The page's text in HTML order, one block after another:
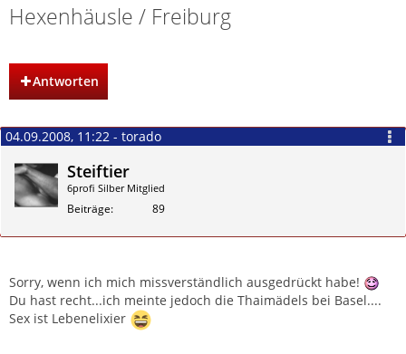
Hexenhäusle / Freiburg
Antworten
04.09.2008, 11:22 - torado
Steiftier
6profi Silber Mitglied
Beiträge 89
Sorry, wenn ich mich missverständlich ausgedrückt habe!
Du hast recht...ich meinte jedoch die Thaimädels bei Basel....
Sex ist Lebenelixier
Zitieren